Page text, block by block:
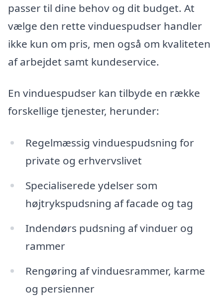
passer til dine behov og dit budget. At
vælge den rette vinduespudser handler
ikke kun om pris, men også om kvaliteten
af arbejdet samt kundeservice.
En vinduespudser kan tilbyde en række
forskellige tjenester, herunder:
Regelmæssig vinduespudsning for
private og erhvervslivet
Specialiserede ydelser som
højtrykspudsning af facade og tag
Indendørs pudsning af vinduer og
rammer
Rengøring af vinduesrammer, karme
og persienner